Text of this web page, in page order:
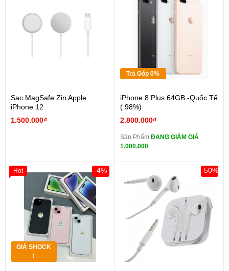
Sạc MagSafe Zin Apple
iPhone 12
1.500.000₫
Trả Góp 0%
iPhone 8 Plus 64GB -Quốc Tế
( 98%)
2.800.000₫
Sản Phẩm ĐANG GIẢM GIÁ
1.000.000
GIÁ SHOCK
!
-4%
Hot -50%